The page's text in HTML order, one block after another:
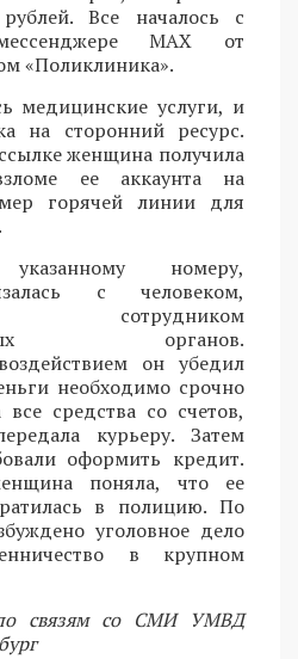
Все началось с
MAX от
«Поликлиника».
медицинские услуги, и
на сторонний ресурс.
женщина получила
ее аккаунта на
горячей линии для
номеру,
с человеком,
сотрудником
органов.
он убедил
необходимо срочно
средства со счетов,
курьеру. Затем
оформить кредит.
поняла, что ее
в полицию. По
уголовное дело
в крупном
связям со СМИ УМВД